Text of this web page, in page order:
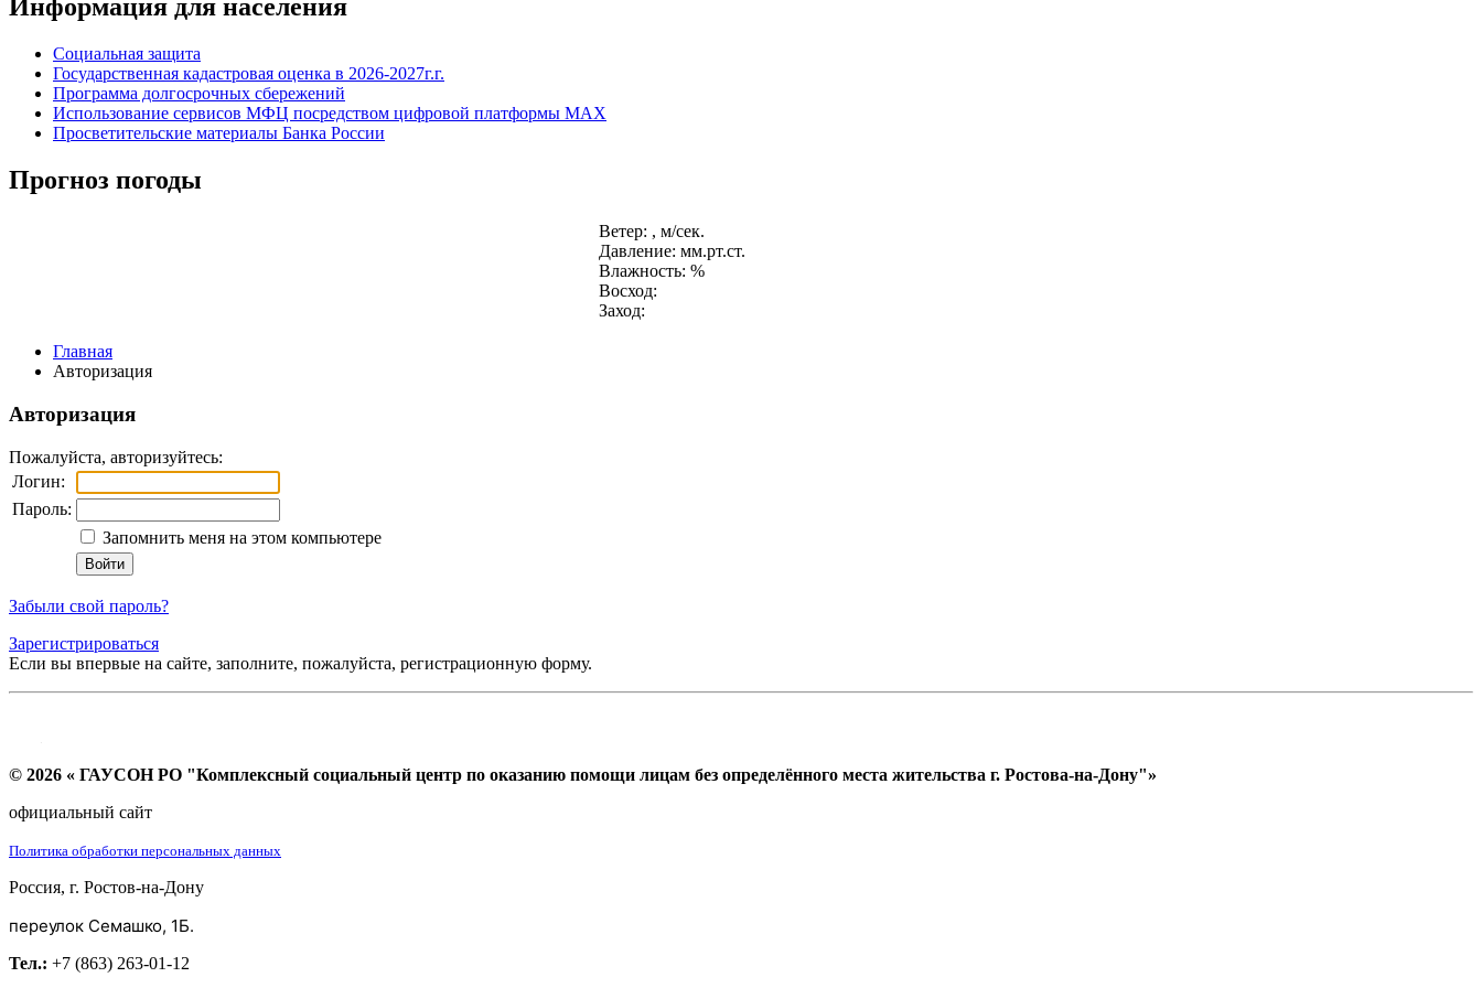
Информация для населения
Социальная защита
Государственная кадастровая оценка в 2026-2027г.г.
Программа долгосрочных сбережений
Использование сервисов МФЦ посредством цифровой платформы MAX
Просветительские материалы Банка России
Прогноз погоды
Ветер: , м/сек.
Давление: мм.рт.ст.
Влажность: %
Восход:
Заход:
Главная
Авторизация
Авторизация
Пожалуйста, авторизуйтесь:
Логин:
Пароль:
Запомнить меня на этом компьютере
Забыли свой пароль?
Зарегистрироваться
Если вы впервые на сайте, заполните, пожалуйста, регистрационную форму.
© 2026 « ГАУСОН РО "Комплексный социальный центр по оказанию помощи лицам без определённого места жительства г. Ростова-на-Дону"»
официальный сайт
Политика обработки персональных данных
Россия, г. Ростов-на-Дону
переулок Семашко, 1Б.
Тел.: +7 (863) 263-01-12